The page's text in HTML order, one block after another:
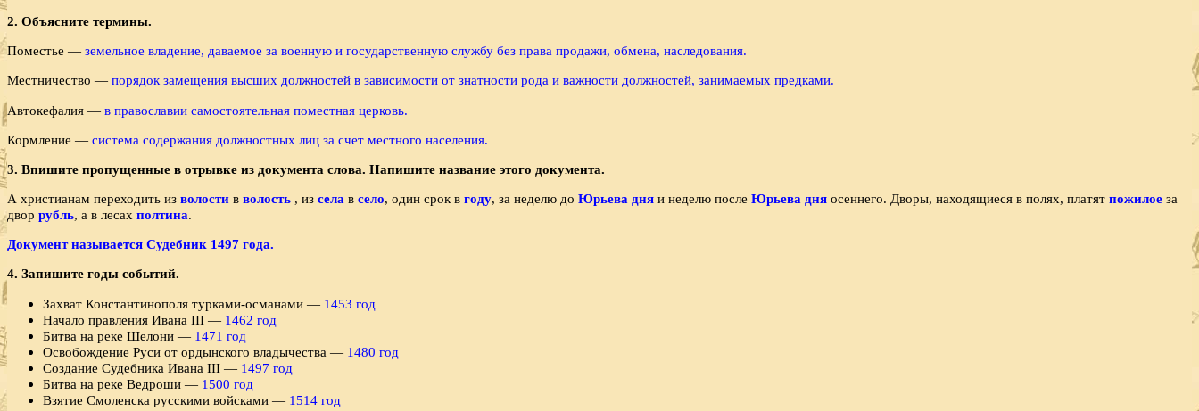
2. Объясните термины.
Поместье — земельное владение, даваемое за военную и государственную службу без права продажи, обмена, наследования.
Местничество — порядок замещения высших должностей в зависимости от знатности рода и важности должностей, занимаемых предками.
Автокефалия — в православии самостоятельная поместная церковь.
Кормление — система содержания должностных лиц за счет местного населения.
3. Впишите пропущенные в отрывке из документа слова. Напишите название этого документа.
А христианам переходить из волости в волость , из села в село, один срок в году, за неделю до Юрьева дня и неделю после Юрьева дня осеннего. Дворы, находящиеся в полях, платят пожилое за
двор рубль, а в лесах полтина.
Документ называется Судебник 1497 года.
4. Запишите годы событий.
Захват Константинополя турками-османами — 1453 год
Начало правления Ивана III — 1462 год
Битва на реке Шелони — 1471 год
Освобождение Руси от ордынского владычества — 1480 год
Создание Судебника Ивана III — 1497 год
Битва на реке Ведроши — 1500 год
Взятие Смоленска русскими войсками — 1514 год